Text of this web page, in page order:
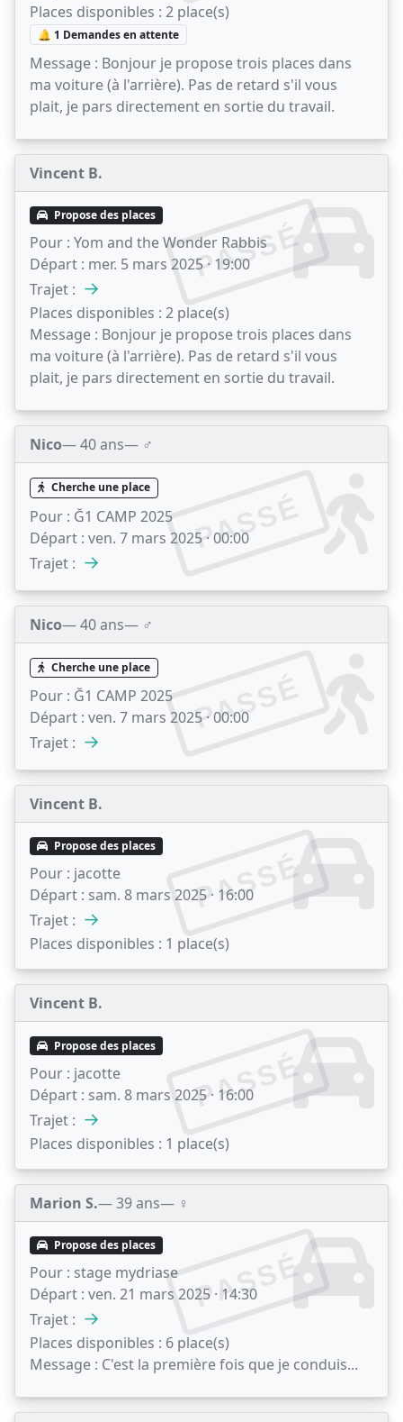
Places disponibles : 2 place(s)
🔔 1 Demandes en attente
Message : Bonjour je propose trois places dans
ma voiture (à l'arrière). Pas de retard s'il vous
plait, je pars directement en sortie du travail.
Vincent B.
PASSÉ
Propose des places
Pour : Yom and the Wonder Rabbis
Départ : mer. 5 mars 2025 · 19:00
Trajet : →
Places disponibles : 2 place(s)
Message : Bonjour je propose trois places dans
ma voiture (à l'arrière). Pas de retard s'il vous
plait, je pars directement en sortie du travail.
Nico— 40 ans— ♂️
PASSÉ
Cherche une place
Pour : Ğ1 CAMP 2025
Départ : ven. 7 mars 2025 · 00:00
Trajet : →
Nico— 40 ans— ♂️
PASSÉ
Cherche une place
Pour : Ğ1 CAMP 2025
Départ : ven. 7 mars 2025 · 00:00
Trajet : →
Vincent B.
PASSÉ
Propose des places
Pour : jacotte
Départ : sam. 8 mars 2025 · 16:00
Trajet : →
Places disponibles : 1 place(s)
Vincent B.
PASSÉ
Propose des places
Pour : jacotte
Départ : sam. 8 mars 2025 · 16:00
Trajet : →
Places disponibles : 1 place(s)
Marion S.— 39 ans— ♀️
PASSÉ
Propose des places
Pour : stage mydriase
Départ : ven. 21 mars 2025 · 14:30
Trajet : →
Places disponibles : 6 place(s)
Message : C'est la première fois que je conduis...